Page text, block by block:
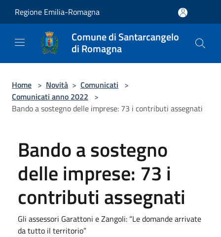
Regione Emilia-Romagna
Comune di Santarcangelo
di Romagna
Home > Novità > Comunicati >
Comunicati anno 2022 >
Bando a sostegno delle imprese: 73 i contributi assegnati
Bando a sostegno
delle imprese: 73 i
contributi assegnati
Gli assessori Garattoni e Zangoli: “Le domande arrivate
da tutto il territorio”